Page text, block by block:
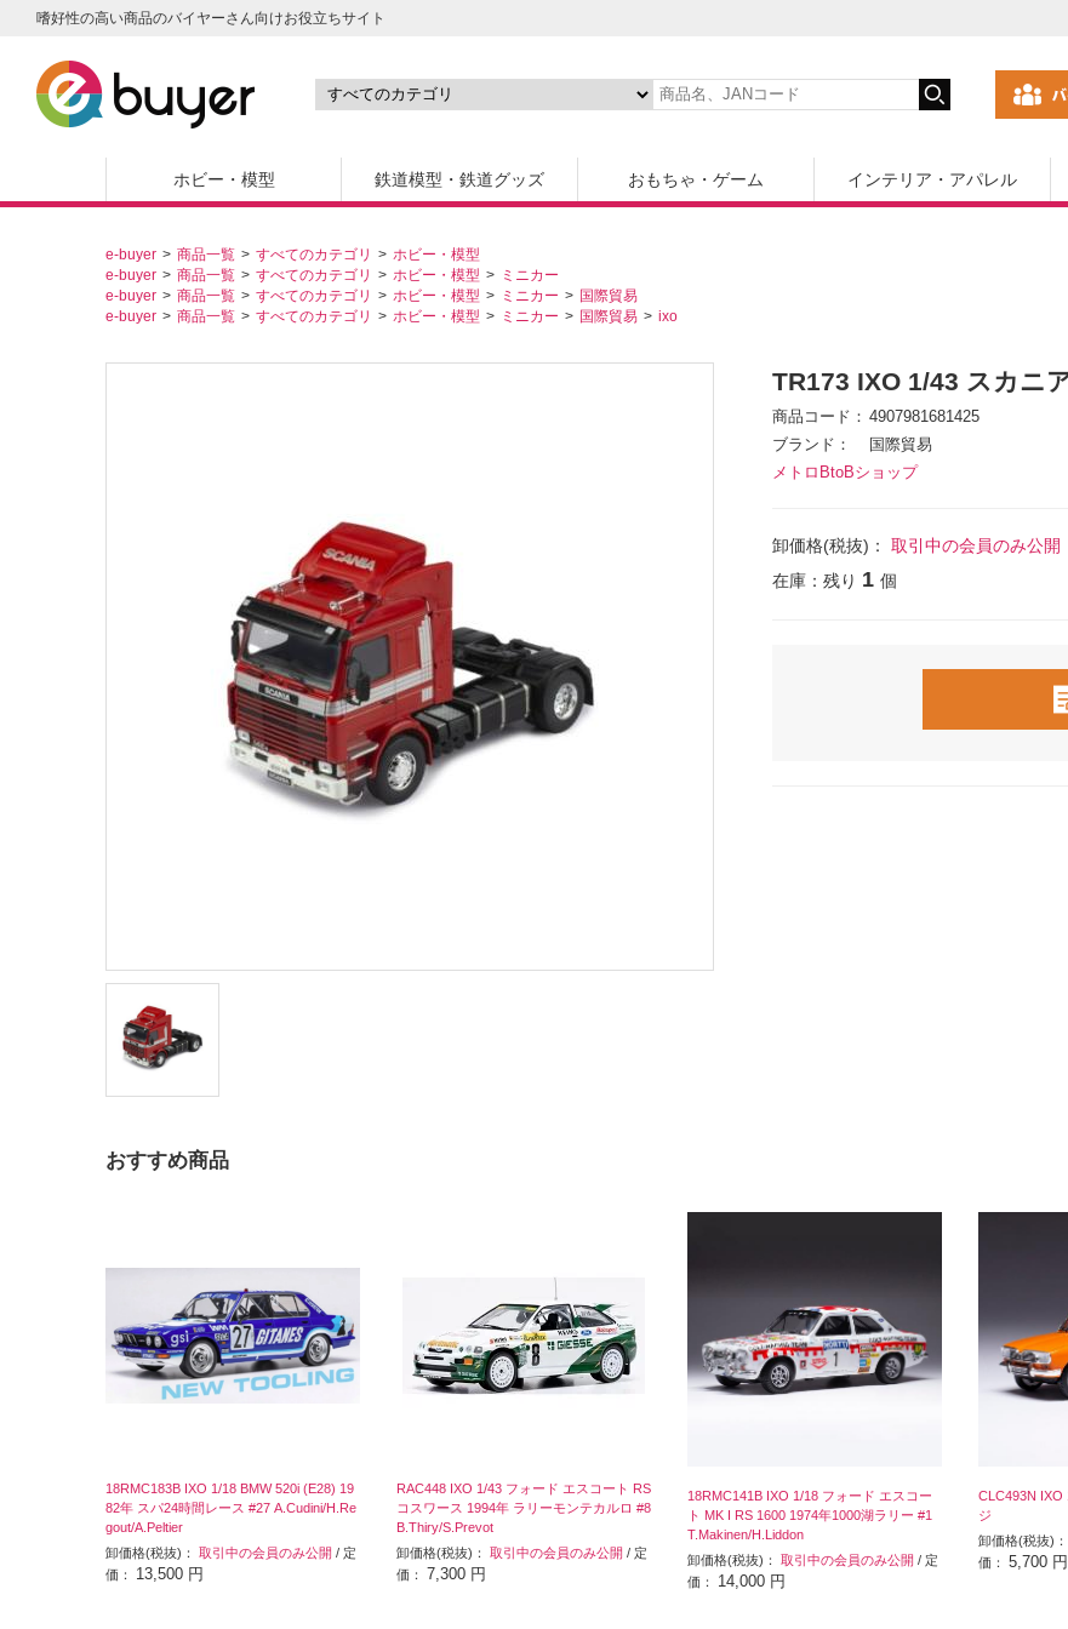
嗜好性の高い商品のバイヤーさん向けお役立ちサイト
ホビー・模型 鉄道模型・鉄道グッズ おもちゃ・ゲーム インテリア・アパレル
e-buyer 商品一覧 すべてのカテゴリ
ホビー・模型
e-buyer
商品一覧 すべてのカテゴリ ホビー・模型
ミニカー
e-buyer
商品一覧 すべてのカテゴリ ホビー・模型 ミニカー
国際貿易
e-buyer
商品一覧 すべてのカテゴリ ホビー・模型 ミニカー 国際貿易 ixo
TR173 IXO 1/43 スカニ
商品コード
4907981681425
ブランド
国際貿易
メトロBtoBショップ
卸価格(税抜)： 取引中の会員のみ公開
在庫：残り 1 個
おすすめ商品
18RMC183B IXO 1/18 BMW 520i (E28) 19
82年 スパ24時間レース #27 A.Cudini/H.Re
gout/A.Peltier
卸価格(税抜)： 取引中の会員のみ公開 / 定
価： 13,500 円
RAC448 IXO 1/43 フォード エスコート RS
コスワース 1994年 ラリーモンテカルロ #8
B.Thiry/S.Prevot
卸価格(税抜)： 取引中の会員のみ公開 / 定
価： 7,300 円
18RMC141B IXO 1/18 フォード エスコー
ト MK I RS 1600 1974年1000湖ラリー #1
T.Makinen/H.Liddon
卸価格(税抜)： 取引中の会員のみ公開 / 定
価： 14,000 円
CLC493N IXO
ジ
卸価格(税抜)：
価： 5,700 円